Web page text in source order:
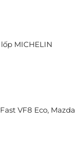
MICHELIN
VF8 Eco, Mazda